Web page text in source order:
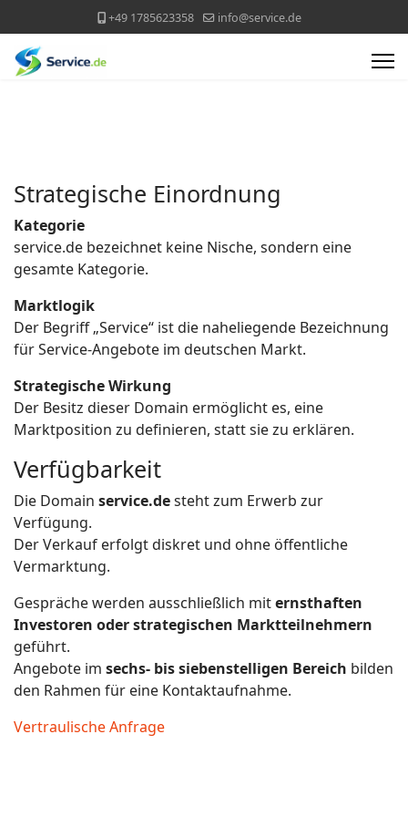
+49 1785623358 info@service.de
Strategische Einordnung
Kategorie
service.de bezeichnet keine Nische, sondern eine
gesamte Kategorie.
Marktlogik
Der Begriff „Service“ ist die naheliegende Bezeichnung
für Service-Angebote im deutschen Markt.
Strategische Wirkung
Der Besitz dieser Domain ermöglicht es, eine
Marktposition zu definieren, statt sie zu erklären.
Verfügbarkeit
Die Domain service.desteht zum Erwerb zur
Verfügung.
Der Verkauf erfolgt diskret und ohne öffentliche
Vermarktung.
Gespräche werden ausschließlich miternsthaften
Investoren oder strategischen Marktteilnehmern
geführt.
Angebote im sechs- bis siebenstelligen Bereich bilden
den Rahmen für eine Kontaktaufnahme.
Vertraulische Anfrage